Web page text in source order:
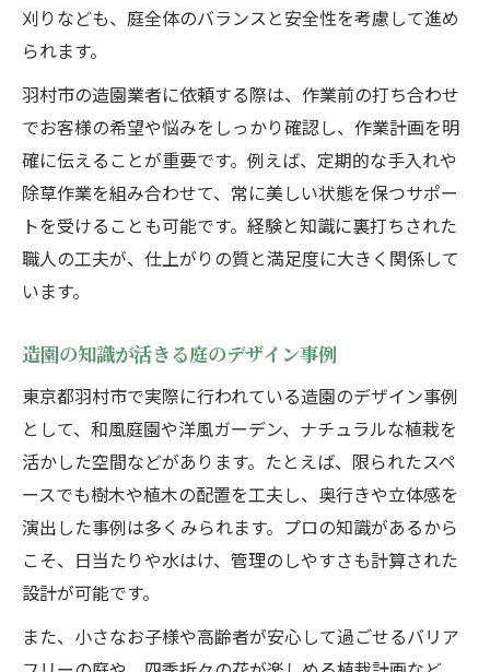
刈りなども、庭全体のバランスと安全性を考慮して進め
られます。
羽村市の造園業者に依頼する際は、作業前の打ち合わせ
でお客様の希望や悩みをしっかり確認し、作業計画を明
確に伝えることが重要です。例えば、定期的な手入れや
除草作業を組み合わせて、常に美しい状態を保つサポー
トを受けることも可能です。経験と知識に裏打ちされた
職人の工夫が、仕上がりの質と満足度に大きく関係して
います。
造園の知識が活きる庭のデザイン事例
東京都羽村市で実際に行われている造園のデザイン事例
として、和風庭園や洋風ガーデン、ナチュラルな植栽を
活かした空間などがあります。たとえば、限られたスペ
ースでも樹木や植木の配置を工夫し、奥行きや立体感を
演出した事例は多くみられます。プロの知識があるから
こそ、日当たりや水はけ、管理のしやすさも計算された
設計が可能です。
また、小さなお子様や高齢者が安心して過ごせるバリア